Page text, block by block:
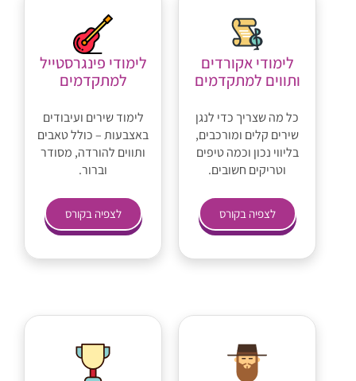
לימודי אקורדים
ותווים למתקדמים
כל מה שצריך כדי לנגן
שירים קלים ומורכבים,
בליווי נכון וכמה טיפים
וטריקים חשובים.
לצפיה בקורס
לימודי פינגרסטייל
למתקדמים
לימוד שירים ועיבודים
באצבעות – כולל טאבים
ותווים להורדה, מסודר
וברור.
לצפיה בקורס